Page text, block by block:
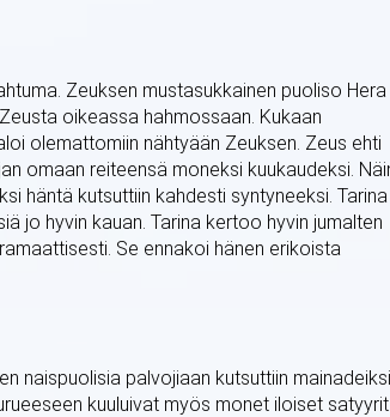
Zeuksen mustasukkainen puoliso Hera
oikeassa hahmossaan. Kukaan
olemattomiin nähtyään Zeuksen. Zeus ehti
omaan reiteensä moneksi kuukaudeksi.
häntä kutsuttiin kahdesti syntyneeksi. Tarina
jo hyvin kauan. Tarina kertoo hyvin jumalten
Se ennakoi hänen erikoista
naispuolisia palvojiaan kutsuttiin mainadeiksi.
kuuluivat myös monet iloiset satyyrit.